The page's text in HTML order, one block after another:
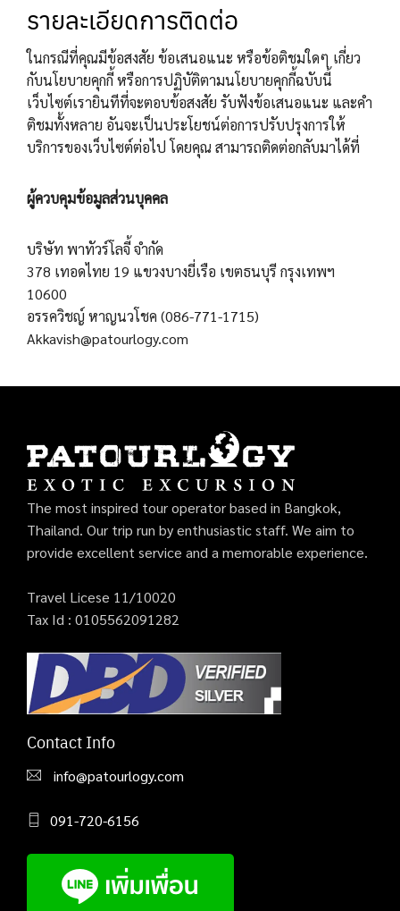
รายละเอียดการติดต่อ
ในกรณีที่คุณมีข้อสงสัย ข้อเสนอแนะ หรือข้อติชมใดๆ เกี่ยว
กับนโยบายคุกกี้ หรือการปฏิบัติตามนโยบายคุกกี้ฉบับนี้
เว็บไซต์เรายินทีที่จะตอบข้อสงสัย รับฟังข้อเสนอแนะ และคำ
ติชมทั้งหลาย อันจะเป็นประโยชน์ต่อการปรับปรุงการให้
บริการของเว็บไซต์ต่อไป โดยคุณ สามารถติดต่อกลับมาได้ที่
ผู้ควบคุมข้อมูลส่วนบุคคล
บริษัท พาทัวร์โลจี้ จำกัด
378 เทอดไทย 19 แขวงบางยี่เรือ เขตธนบุรี กรุงเทพฯ
10600
อรรควิชญ์ หาญนวโชค (086-771-1715)
Akkavish@patourlogy.com
The most inspired tour operator based in Bangkok,
Thailand. Our trip run by enthusiastic staff. We aim to
provide excellent service and a memorable experience.
Travel Licese 11/10020
Tax Id : 0105562091282
Contact Info
info@patourlogy.com
091-720-6156